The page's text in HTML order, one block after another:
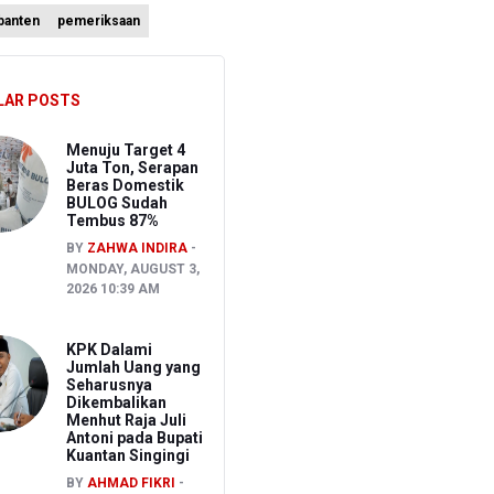
dan Lahan Gunung Bromo
pemeriksaan
POSTS
Menuju Target 4
Juta Ton, Serapan
Beras Domestik
BULOG Sudah
Tembus 87%
BY ZAHWA INDIRA
MONDAY, AUGUST 3,
2026 10:39 AM
KPK Dalami
Jumlah Uang yang
Seharusnya
Dikembalikan
Menhut Raja Juli
Antoni pada Bupati
Kuantan Singingi
BY AHMAD FIKRI